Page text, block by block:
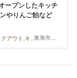
東海市,知多市,阿久比町,武豊町,美浜町,南知多町
ープンしたキッチ
やりんご飴など
ラーメン,スイーツ,テイクアウト,キッチンカー,開店,まちネタ,まとめ記事